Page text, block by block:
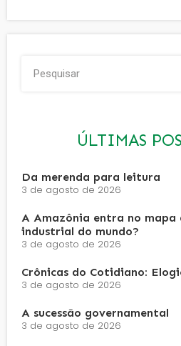
ÚLTIMAS
Da merenda para leitura
3 de agosto de 2026
A Amazônia entra no
industrial do mundo?
3 de agosto de 2026
Crônicas do Cotidiano:
3 de agosto de 2026
A sucessão governamental
3 de agosto de 2026